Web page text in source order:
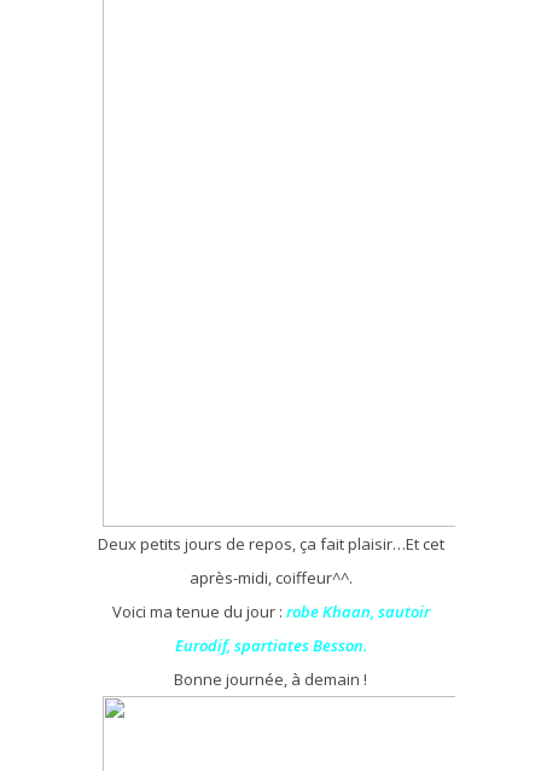
Deux petits jours de repos, ça fait plaisir…Et cet
après-midi, coiffeur^^.
Voici ma tenue du jour : robe Khaan, sautoir
Eurodif, spartiates Besson.
Bonne journée, à demain !